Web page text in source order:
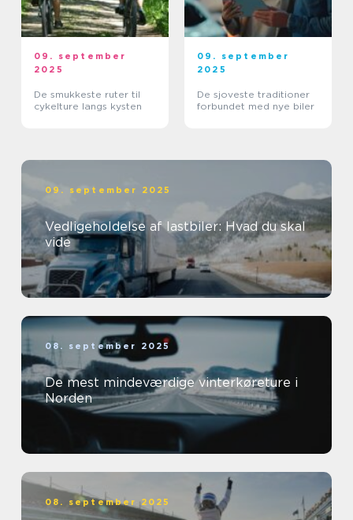
09. september
2025
De smukkeste ruter til
cykelture langs kysten
09. september
2025
De sjoveste traditioner
forbundet med nye biler
09. september 2025
Vedligeholdelse af lastbiler: Hvad du skal
vide
08. september 2025
De mest mindeværdige vinterkøreture i
Norden
08. september 2025